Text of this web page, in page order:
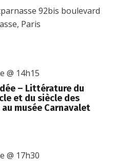
92bis boulevard
Paris
– Littérature du
et du siècle des
au musée Carnavalet
@ 14h15
@ 17h30